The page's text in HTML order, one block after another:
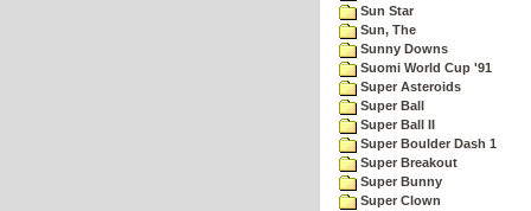
Sun Star
Sun, The
Sunny Downs
Suomi World Cup '91
Super Asteroids
Super Ball
Super Ball II
Super Boulder Dash 1
Super Breakout
Super Bunny
Super Clown